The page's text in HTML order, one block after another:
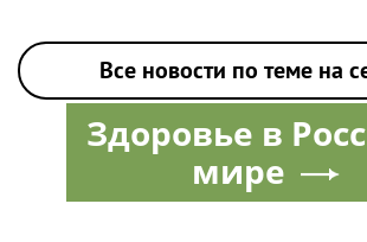
Все новости по теме на